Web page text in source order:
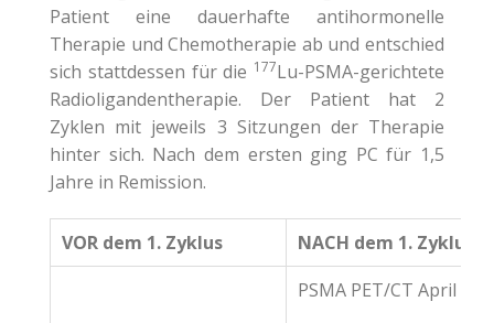
Patient eine dauerhafte antihormonelle
Therapie und Chemotherapie ab und entschied
sich stattdessen für die 177Lu-PSMA-gerichtete
Radioligandentherapie. Der Patient hat 2
Zyklen mit jeweils 3 Sitzungen der Therapie
hinter sich. Nach dem ersten ging PC für 1,5
Jahre in Remission.
VOR dem 1. Zyklus NACH dem 1. Zyklus
PSMA PET/CT April